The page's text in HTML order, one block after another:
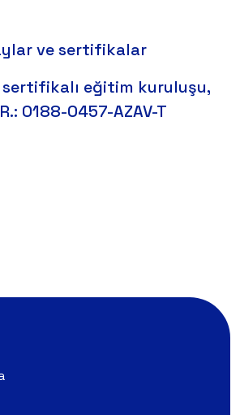
ve sertifikalar
sertifikalı eğitim kuruluşu,
0188-0457-AZAV-T